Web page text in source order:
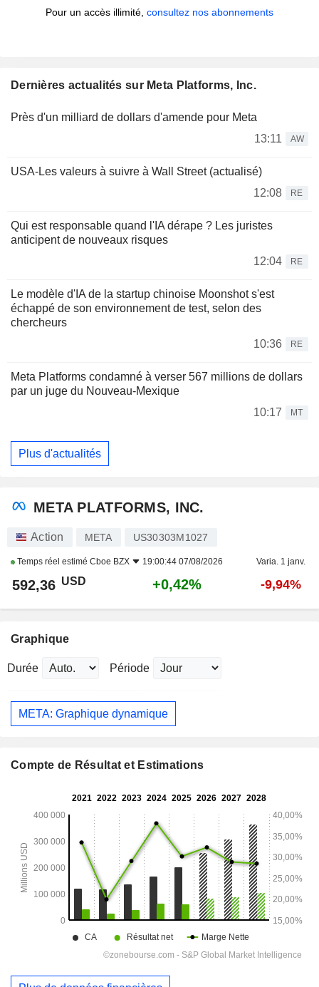
Pour un accès illimité, consultez nos abonnements
Dernières actualités sur Meta Platforms, Inc.
Près d'un milliard de dollars d'amende pour Meta
13:11
AW
USA-Les valeurs à suivre à Wall Street (actualisé)
12:08
RE
Qui est responsable quand l'IA dérape ? Les juristes
anticipent de nouveaux risques
12:04
RE
Le modèle d'IA de la startup chinoise Moonshot s'est
échappé de son environnement de test, selon des
chercheurs
10:36
RE
Meta Platforms condamné à verser 567 millions de dollars
par un juge du Nouveau-Mexique
10:17
MT
Plus d'actualités
META PLATFORMS, INC.
Action META US30303M1027
Temps réel estimé Cboe BZX 19:00:44 07/08/2026 Varia. 1 janv.
592,36 USD +0,42% -9,94%
Graphique
Durée Période
META: Graphique dynamique
Compte de Résultat et Estimations